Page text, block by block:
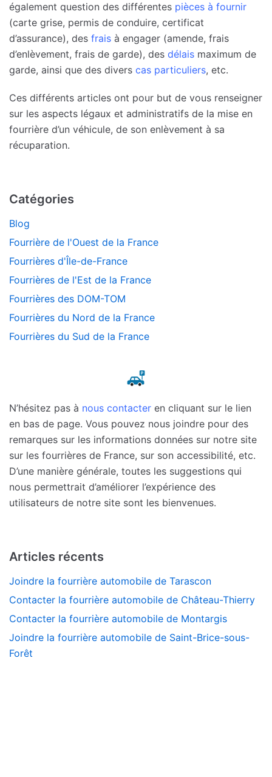
également question des différentes pièces à fournir
(carte grise, permis de conduire, certificat
d’assurance), des frais à engager (amende, frais
d’enlèvement, frais de garde), des délais maximum de
garde, ainsi que des divers cas particuliers, etc.
Ces différents articles ont pour but de vous renseigner
sur les aspects légaux et administratifs de la mise en
fourrière d’un véhicule, de son enlèvement à sa
récuparation.
Catégories
Blog
Fourrière de l'Ouest de la France
Fourrières d'Île-de-France
Fourrières de l'Est de la France
Fourrières des DOM-TOM
Fourrières du Nord de la France
Fourrières du Sud de la France
N’hésitez pas à nous contacter en cliquant sur le lien
en bas de page. Vous pouvez nous joindre pour des
remarques sur les informations données sur notre site
sur les fourrières de France, sur son accessibilité, etc.
D’une manière générale, toutes les suggestions qui
nous permettrait d’améliorer l’expérience des
utilisateurs de notre site sont les bienvenues.
Articles récents
Joindre la fourrière automobile de Tarascon
Contacter la fourrière automobile de Château-Thierry
Contacter la fourrière automobile de Montargis
Joindre la fourrière automobile de Saint-Brice-sous-
Forêt